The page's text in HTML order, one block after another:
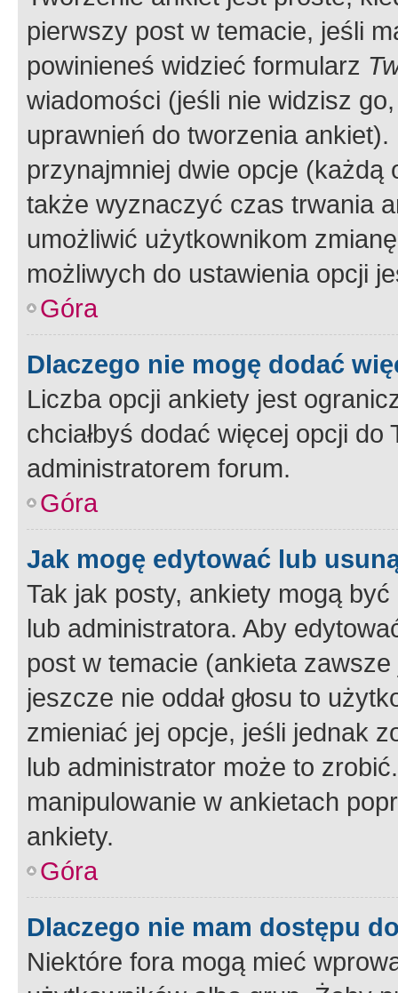
pierwszy post w temacie, jeśli
powinieneś widzieć formularz
wiadomości (jeśli nie widzisz
uprawnień do tworzenia
przynajmniej dwie opcje
także wyznaczyć czas trwania
umożliwić użytkownikom
możliwych do ustawienia opcji
Góra
Dlaczego nie mogę dodać
Liczba opcji ankiety jest
chciałbyś dodać więcej opcji
administratorem forum.
Góra
Jak mogę edytować lub
Tak jak posty, ankiety mogą
lub administratora. Aby
post w temacie (ankieta
jeszcze nie oddał głosu to
zmieniać jej opcje, jeśli jednak
lub administrator może to
manipulowanie w ankietach
ankiety.
Góra
Dlaczego nie mam dostępu
Niektóre fora mogą mieć